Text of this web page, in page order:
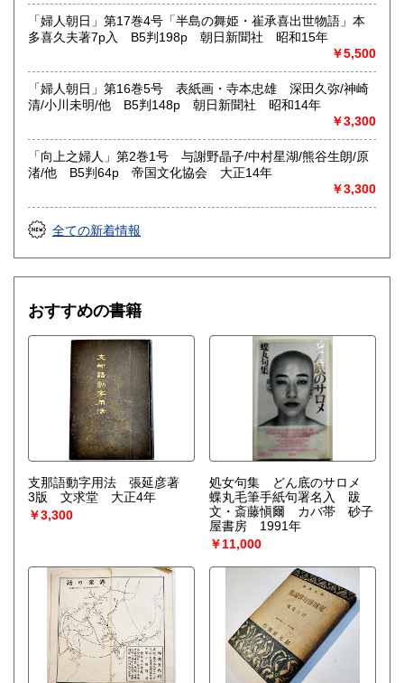
「婦人朝日」第17巻4号「半島の舞姫・崔承喜出世物語」本
多喜久夫著7p入 B5判198p 朝日新聞社 昭和15年
￥5,500
「婦人朝日」第16巻5号 表紙画・寺本忠雄 深田久弥/神崎
清/小川未明/他 B5判148p 朝日新聞社 昭和14年
￥3,300
「向上之婦人」第2巻1号 与謝野晶子/中村星湖/熊谷生朗/原
渚/他 B5判64p 帝国文化協会 大正14年
￥3,300
全ての新着情報
おすすめの書籍
支那語動字用法 張延彦著
3版 文求堂 大正4年
￥3,300
処女句集 どん底のサロメ
蝶丸毛筆手紙句署名入 跋
文・斎藤愼爾 カバ帯 砂子
屋書房 1991年
￥11,000